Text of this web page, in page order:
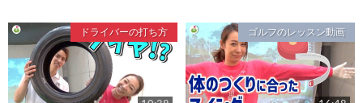
ドライバーの打ち方 ゴルフのレッスン動画